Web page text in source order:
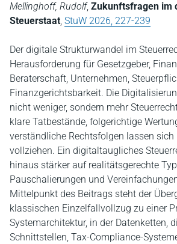
Mellinghoff, Rudolf, Zukunftsfragen im
Steuerstaat, StuW 2026, 227-239
Der digitale Strukturwandel im
Herausforderung für Gesetzgeber,
Beraterschaft, Unternehmen,
Finanzgerichtsbarkeit. Die
nicht weniger, sondern mehr
klare Tatbestände, folgerichtige
verständliche Rechtsfolgen lassen sich
vollziehen. Ein digitaltaugliches
hinaus stärker auf realitätsgerechte
Pauschalierungen und
Mittelpunkt des Beitrags steht der
klassischen Einzelfallvollzug zu einer
Systemarchitektur, in der Datenketten,
Schnittstellen, Tax-Compliance-